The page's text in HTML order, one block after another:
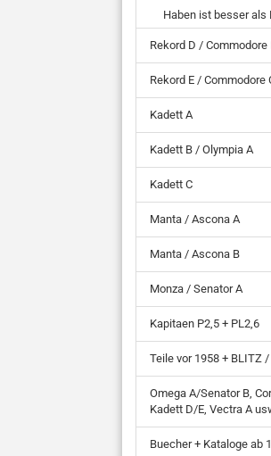
Haben ist besser als
Rekord D / Commodore
Rekord E / Commodore
Kadett A
Kadett B / Olympia A
Kadett C
Manta / Ascona A
Manta / Ascona B
Monza / Senator A
Kapitaen P2,5 + PL2,6
Teile vor 1958 + BLITZ
Omega A/Senator B,
Kadett D/E, Vectra A
Buecher + Kataloge ab